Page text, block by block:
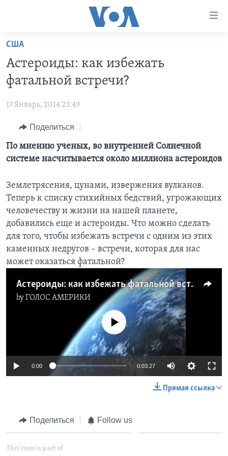
Перейти
основной
контент
Перейти
навигации
Перейти
ПРОГРАММЫ
НОВОСТИ ЗА МИНУТУ
ИТОГИ
ПОЧЕМУ ЭТО ВАЖНО?
ДЕТАЛИ
НЬЮ-ЙОРК NEW YORK
АМЕРИКА. БОЛЬШОЕ ПУТЕШЕСТВИЕ
ПРОЕКТЫ
УЧИМ АНГЛИЙСКИЙ
НАША АМЕРИКАНСКАЯ ИСТОРИЯ
А КАК В АМЕРИКЕ?
АМЕРИКАНСКИЕ ГОРОДКИ
ТЕСТЫ
ЭКСПЕРТИЗА
ИНТЕРВЬЮ
ФАКТЫ ПРОТИВ ФЕЙКОВ
ЗА СВОБОДУ ПРЕССЫ
УЧИМ АНГЛИЙСКИЙ
ВИДЕО
ПОДПИСКА НА НОВОСТИ
Learning English
США
Астероиды: как избежать
фатальной встречи?
17 Январь, 2014 23:49
Поделиться
По мнению ученых, во внутренней Солнечной
системе насчитывается около миллиона астероидов
Землетрясения, цунами, извержения вулканов.
Теперь к списку стихийных бедствий, угрожающих
человечеству и жизни на нашей планете,
добавились еще и астероиды. Что можно сделать
для того, чтобы избежать встречи с одним из этих
каменных недругов – встречи, которая для нас
может оказаться фатальной?
Астероиды: как избежать фатальной встречи?
byГОЛОС АМЕРИКИ
No media source currently available
0:00 0:03:27
Прямая ссылка
Поделиться Follow us
This item is part of